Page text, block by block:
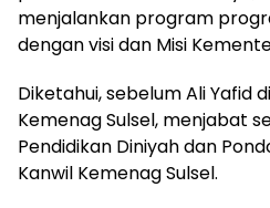
menjalankan program
dengan visi dan Misi
Diketahui, sebelum Ali Yafid
Kemenag Sulsel, menjabat
Pendidikan Diniyah dan
Kanwil Kemenag Sulsel.